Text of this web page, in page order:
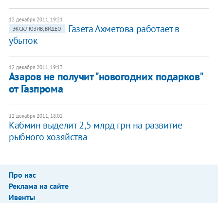
12 декабря 2011, 19:21
ЭКСКЛЮЗИВ, ВИДЕО
Газета Ахметова работает в
убыток
12 декабря 2011, 19:13
​Азаров не получит "новогодних подарков"
от Газпрома
12 декабря 2011, 18:02
Кабмин выделит 2,5 млрд грн на развитие
рыбного хозяйства
Про нас
Реклама на сайте
Ивенты